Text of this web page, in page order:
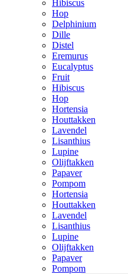
Hibiscus
Hop
Delphinium
Dille
Distel
Eremurus
Eucalyptus
Fruit
Hibiscus
Hop
Hortensia
Houttakken
Lavendel
Lisanthius
Lupine
Olijftakken
Papaver
Pompom
Hortensia
Houttakken
Lavendel
Lisanthius
Lupine
Olijftakken
Papaver
Pompom